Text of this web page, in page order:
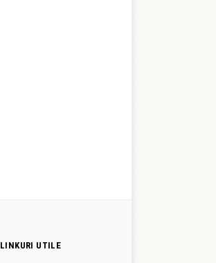
LINKURI UTILE